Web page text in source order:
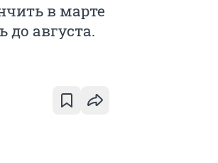
в марте
до августа.